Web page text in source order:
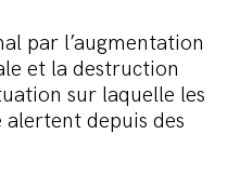
par l’augmentation
et la destruction
sur laquelle les
alertent depuis des